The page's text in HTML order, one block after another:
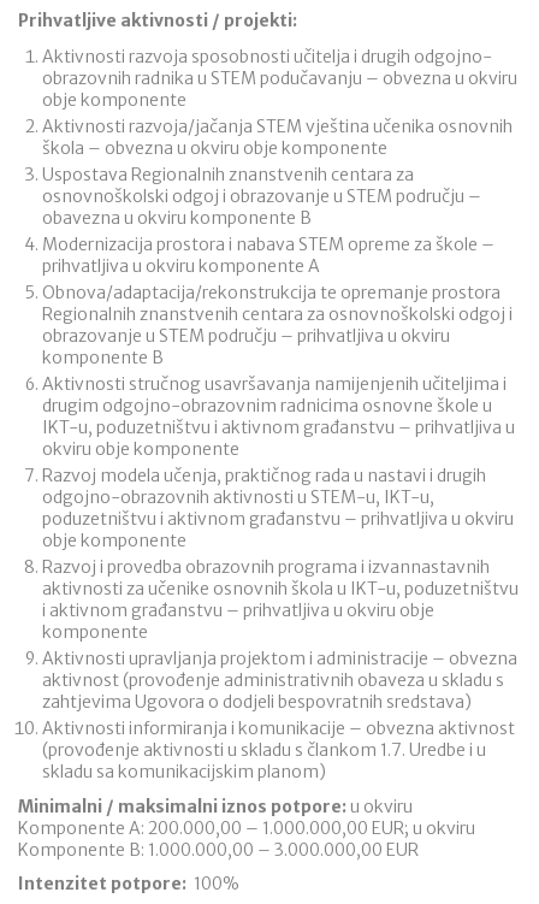
Prihvatljive aktivnosti / projekti:
Aktivnosti razvoja sposobnosti učitelja i drugih odgojno-
obrazovnih radnika u STEM podučavanju – obvezna u okviru
obje komponente
Aktivnosti razvoja/jačanja STEM vještina učenika osnovnih
škola – obvezna u okviru obje komponente
Uspostava Regionalnih znanstvenih centara za
osnovnoškolski odgoj i obrazovanje u STEM području –
obavezna u okviru komponente B
Modernizacija prostora i nabava STEM opreme za škole –
prihvatljiva u okviru komponente A
Obnova/adaptacija/rekonstrukcija te opremanje prostora
Regionalnih znanstvenih centara za osnovnoškolski odgoj i
obrazovanje u STEM području – prihvatljiva u okviru
komponente B
Aktivnosti stručnog usavršavanja namijenjenih učiteljima i
drugim odgojno-obrazovnim radnicima osnovne škole u
IKT-u, poduzetništvu i aktivnom građanstvu – prihvatljiva u
okviru obje komponente
Razvoj modela učenja, praktičnog rada u nastavi i drugih
odgojno-obrazovnih aktivnosti u STEM-u, IKT-u,
poduzetništvu i aktivnom građanstvu – prihvatljiva u okviru
obje komponente
Razvoj i provedba obrazovnih programa i izvannastavnih
aktivnosti za učenike osnovnih škola u IKT-u, poduzetništvu
i aktivnom građanstvu – prihvatljiva u okviru obje
komponente
Aktivnosti upravljanja projektom i administracije – obvezna
aktivnost (provođenje administrativnih obaveza u skladu s
zahtjevima Ugovora o dodjeli bespovratnih sredstava)
Aktivnosti informiranja i komunikacije – obvezna aktivnost
(provođenje aktivnosti u skladu s člankom 1.7. Uredbe i u
skladu sa komunikacijskim planom)
Minimalni / maksimalni iznos potpore: u okviru
Komponente A: 200.000,00 – 1.000.000,00 EUR; u okviru
Komponente B: 1.000.000,00 – 3.000.000,00 EUR
Intenzitet potpore: 100%